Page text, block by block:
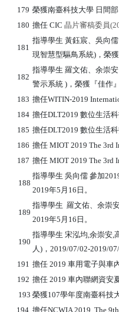
179 榮獲南臺科技大學 日間
180 擔任 CIC 晶片審稿委員
181
指導學生 黃鈺宸、吳向
現智慧型驅鳥系統)，榮
182
指導學生 羅文佑、余崇
警示系統 )，榮獲『佳作
183 擔任WITIN-2019
184 擔任DLT2019 數位生活
185 擔任DLT2019 數位生活
186 擔任 MIOT 2019 The 3rd
187 擔任 MIOT 2019 The 3rd
188
指導學生 吳向儒 參加
2019年5月16日。
189
指導學生 羅文佑、余崇
2019年5月16日。
190
指導學生 宋泓均,余崇安,
人) ， 2019/07/02-2019/
191 擔任 2019 車用電子與車
192 擔任 2019 車內聯網資安
193 榮獲107學年度南臺科技
194 擔任NCWIA 2019 The